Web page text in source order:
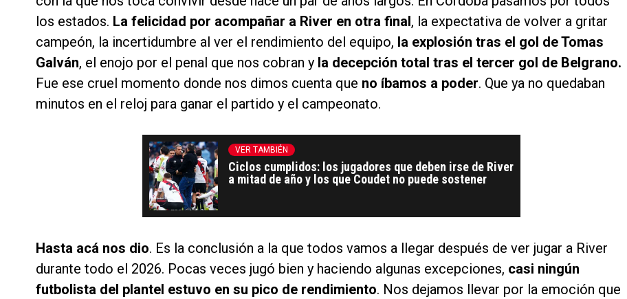
los estados. La felicidad por acompañar a River en otra final, la expectativa de volver a gritar
campeón, la incertidumbre al ver el rendimiento del equipo, la explosión tras el gol de Tomas
Galván, el enojo por el penal que nos cobran y la decepción total tras el tercer gol de Belgrano.
Fue ese cruel momento donde nos dimos cuenta que no íbamos a poder. Que ya no quedaban
minutos en el reloj para ganar el partido y el campeonato.
VER TAMBIÉN
Ciclos cumplidos: los jugadores que deben irse de River
a mitad de año y los que Coudet no puede sostener
Hasta acá nos dio. Es la conclusión a la que todos vamos a llegar después de ver jugar a River
durante todo el 2026. Pocas veces jugó bien y haciendo algunas excepciones, casi ningún
futbolista del plantel estuvo en su pico de rendimiento. Nos dejamos llevar por la emoción que